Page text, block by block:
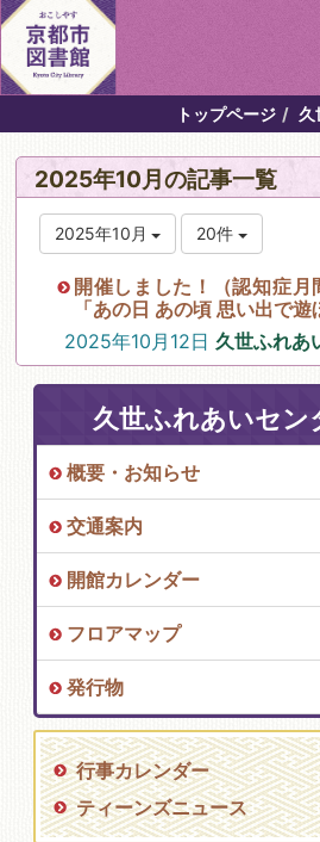
トップページ 久
2025年10月の記事一覧
2025年10月 20件
開催しました！（認知症月
「あの日 あの頃 思い出で遊
2025年10月12日 久世ふれあ
久世ふれあいセン
概要・お知らせ
交通案内
開館カレンダー
フロアマップ
発行物
行事カレンダー
ティーンズニュース